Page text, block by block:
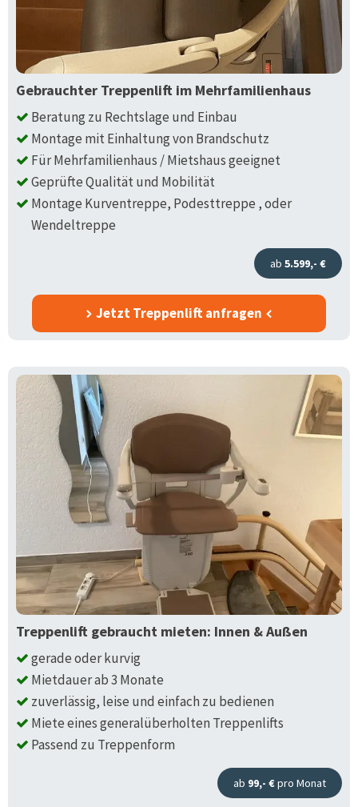
Gebrauchter Treppenlift im Mehrfamilienhaus
Beratung zu Rechtslage und Einbau
Montage mit Einhaltung von Brandschutz
Für Mehrfamilienhaus / Mietshaus geeignet
Geprüfte Qualität und Mobilität
Montage Kurventreppe, Podesttreppe , oder
Wendeltreppe
ab 5.599,- €
Jetzt Treppenlift anfragen
Treppenlift gebraucht mieten: Innen & Außen
gerade oder kurvig
Mietdauer ab 3 Monate
zuverlässig, leise und einfach zu bedienen
Miete eines generalüberholten Treppenlifts
Passend zu Treppenform
ab 99,- €pro Monat